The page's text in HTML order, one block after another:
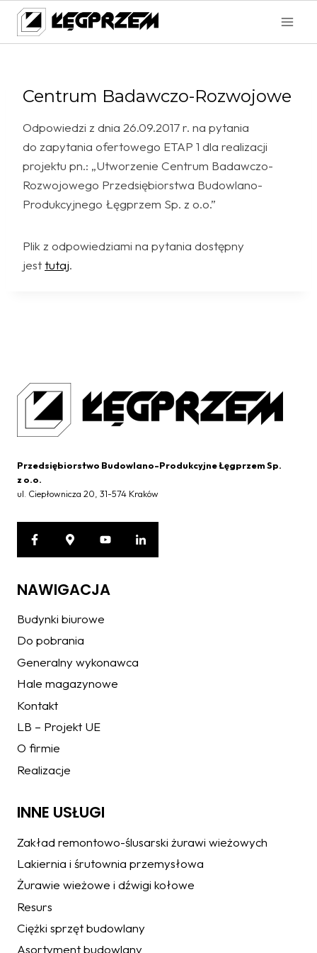
Przejdź
treści
Centrum Badawczo-Rozwojowe
Odpowiedzi z dnia 26.09.2017 r. na pytania
do zapytania ofertowego ETAP 1 dla realizacji
projektu pn.: „Utworzenie Centrum Badawczo-
Rozwojowego Przedsiębiorstwa Budowlano-
Produkcyjnego Łęgprzem Sp. z o.o.”
Plik z odpowiedziami na pytania dostępny
jesttutaj.
Przedsiębiorstwo Budowlano-Produkcyjne Łęgprzem Sp.
z o.o.
ul. Ciepłownicza 20, 31-574 Kraków
NAWIGACJA
Budynki biurowe
Do pobrania
Generalny wykonawca
Hale magazynowe
Kontakt
LB – Projekt UE
O firmie
Realizacje
INNE USŁUGI
Zakład remontowo-ślusarski żurawi wieżowych
Lakiernia i śrutownia przemysłowa
Żurawie wieżowe i dźwigi kołowe
Resurs
Ciężki sprzęt budowlany
Asortyment budowlany